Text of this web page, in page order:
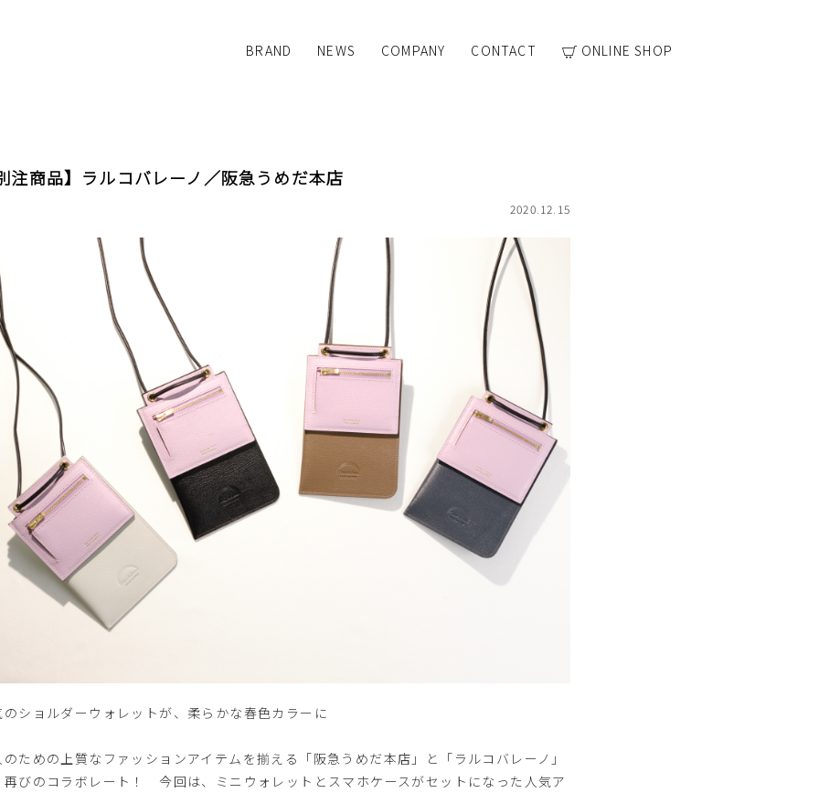
ONLINE SHOP
CONTACT
COMPANY
NEWS
BRAND
注商品】ラルコバレーノ／阪急うめだ本店
2020.12.15
のショルダーウォレットが、柔らかな春色カラーに
のための上質なファッションアイテムを揃える「阪急うめだ本店」と「ラルコバレーノ」
再びのコラボレート！ 今回は、ミニウォレットとスマホケースがセットになった人気ア